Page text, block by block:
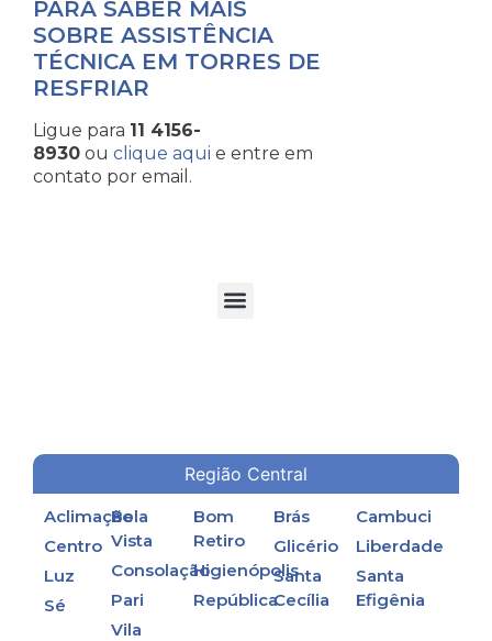
PARA SABER MAIS
SOBRE ASSISTÊNCIA
TÉCNICA EM TORRES DE
RESFRIAR
Ligue para 11 4156-
8930 ou clique aqui e entre em
contato por email.
Região Central
Aclimação
Centro
Luz
Sé
Bela
Vista
Consolação
Pari
Vila
Bom
Retiro
Higienópolis
República
Brás
Glicério
Santa
Cecília
Cambuci
Liberdade
Santa
Efigênia